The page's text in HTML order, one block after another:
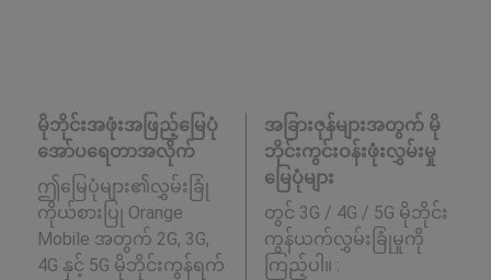
မိုဘိုင်းအဖုံးအဖြည့်မြေပုံ
အော်ပရေတာအလိုက်
ဤမြေပုံများ၏လွှမ်းခြုံ
ကိုယ်စားပြု Orange
Mobile အတွက် 2G, 3G,
4G နှင့် 5G မိုဘိုင်းကွန်ရက်
အခြားဇုန်များအတွက် မို
ဘိုင်းကွင်းဝန်းဖုံးလွှမ်းမှု
မြေပုံများ
တွင် 3G / 4G / 5G မိုဘိုင်း
ကွန်ယက်လွှမ်းခြုံမှုကို
ကြည့်ပါ။ :